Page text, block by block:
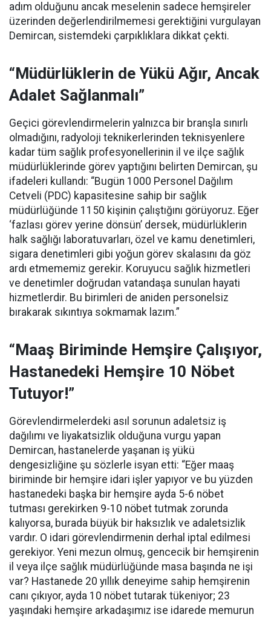
adım olduğunu ancak meselenin sadece hemşireler
üzerinden değerlendirilmemesi gerektiğini vurgulayan
Demircan, sistemdeki çarpıklıklara dikkat çekti.
“Müdürlüklerin de Yükü Ağır, Ancak
Adalet Sağlanmalı”
Geçici görevlendirmelerin yalnızca bir branşla sınırlı
olmadığını, radyoloji teknikerlerinden teknisyenlere
kadar tüm sağlık profesyonellerinin il ve ilçe sağlık
müdürlüklerinde görev yaptığını belirten Demircan, şu
ifadeleri kullandı: “Bugün 1000 Personel Dağılım
Cetveli (PDC) kapasitesine sahip bir sağlık
müdürlüğünde 1150 kişinin çalıştığını görüyoruz. Eğer
‘fazlası görev yerine dönsün’ dersek, müdürlüklerin
halk sağlığı laboratuvarları, özel ve kamu denetimleri,
sigara denetimleri gibi yoğun görev skalasını da göz
ardı etmememiz gerekir. Koruyucu sağlık hizmetleri
ve denetimler doğrudan vatandaşa sunulan hayati
hizmetlerdir. Bu birimleri de aniden personelsiz
bırakarak sıkıntıya sokmamak lazım.”
“Maaş Biriminde Hemşire Çalışıyor,
Hastanedeki Hemşire 10 Nöbet
Tutuyor!”
Görevlendirmelerdeki asıl sorunun adaletsiz iş
dağılımı ve liyakatsizlik olduğuna vurgu yapan
Demircan, hastanelerde yaşanan iş yükü
dengesizliğine şu sözlerle isyan etti: “Eğer maaş
biriminde bir hemşire idari işler yapıyor ve bu yüzden
hastanedeki başka bir hemşire ayda 5-6 nöbet
tutması gerekirken 9-10 nöbet tutmak zorunda
kalıyorsa, burada büyük bir haksızlık ve adaletsizlik
vardır. O idari görevlendirmenin derhal iptal edilmesi
gerekiyor. Yeni mezun olmuş, gencecik bir hemşirenin
il veya ilçe sağlık müdürlüğünde masa başında ne işi
var? Hastanede 20 yıllık deneyime sahip hemşirenin
canı çıkıyor, ayda 10 nöbet tutarak tükeniyor; 23
yaşındaki hemşire arkadaşımız ise idarede memurun